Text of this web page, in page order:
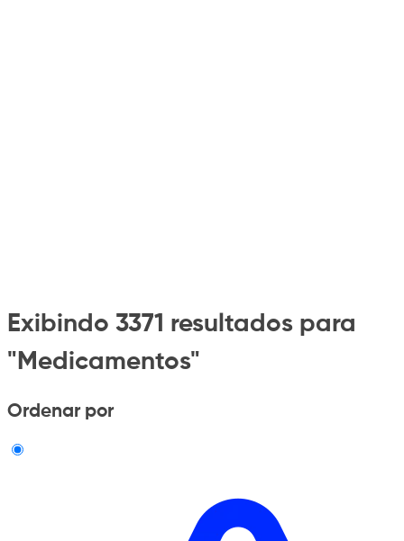
Exibindo 3371 resultados para
"Medicamentos"
Ordenar por